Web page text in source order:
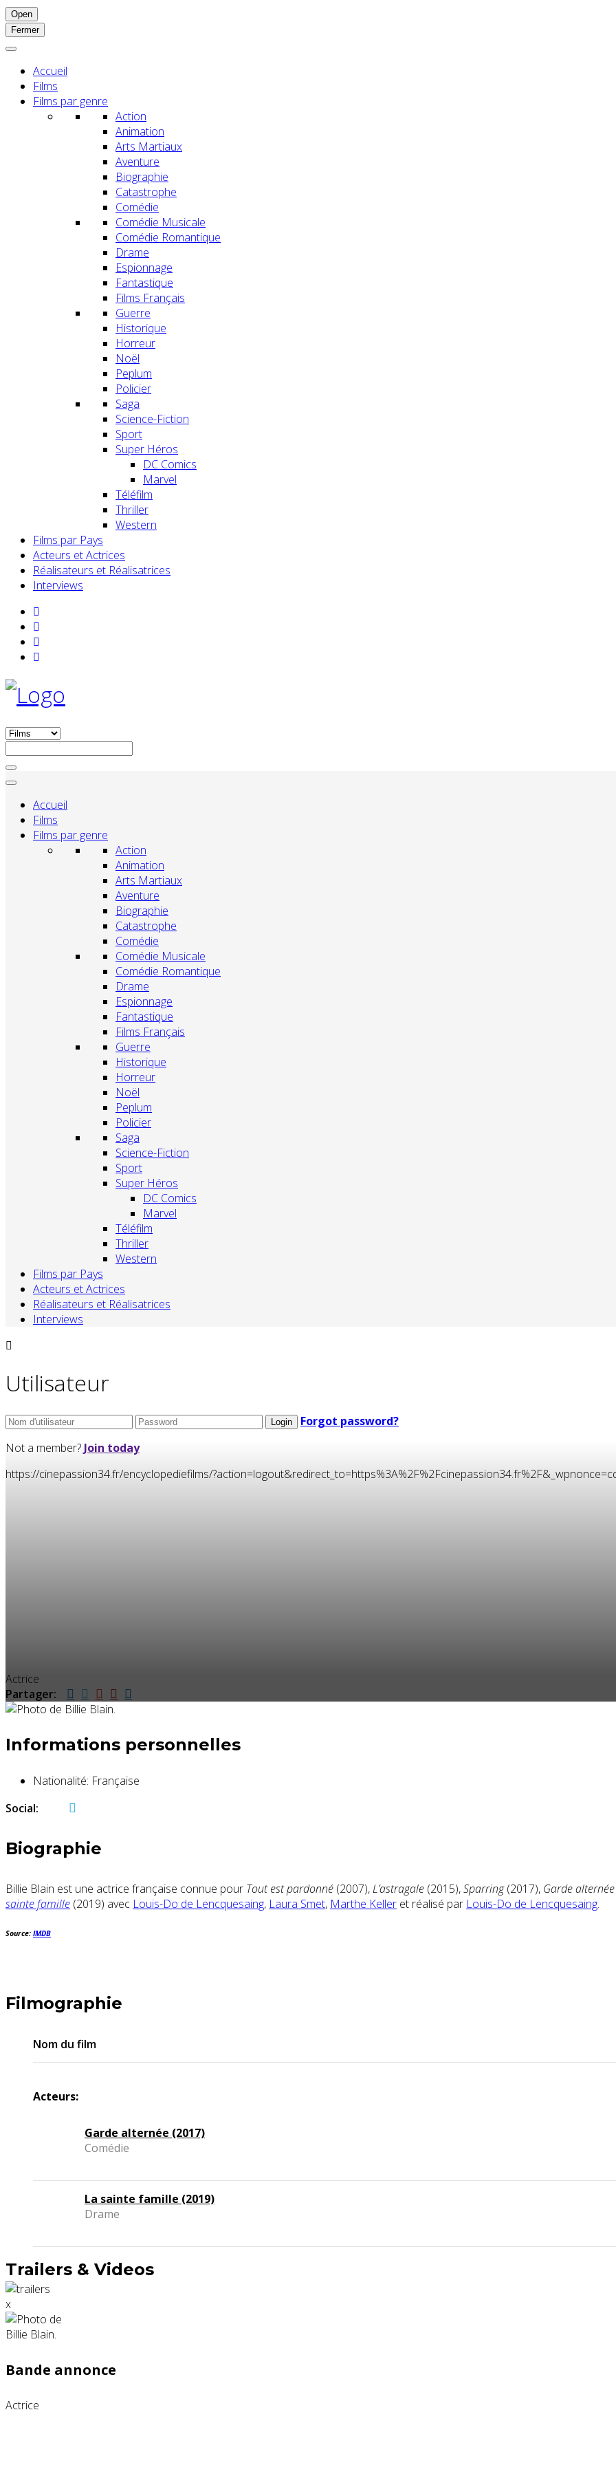
Open
Fermer
Accueil
Films
Films par genre
Action
Animation
Arts Martiaux
Aventure
Biographie
Catastrophe
Comédie
Comédie Musicale
Comédie Romantique
Drame
Espionnage
Fantastique
Films Français
Guerre
Historique
Horreur
Noël
Peplum
Policier
Saga
Science-Fiction
Sport
Super Héros
DC Comics
Marvel
Téléfilm
Thriller
Western
Films par Pays
Acteurs et Actrices
Réalisateurs et Réalisatrices
Interviews
Accueil
Films
Films par genre
Action
Animation
Arts Martiaux
Aventure
Biographie
Catastrophe
Comédie
Comédie Musicale
Comédie Romantique
Drame
Espionnage
Fantastique
Films Français
Guerre
Historique
Horreur
Noël
Peplum
Policier
Saga
Science-Fiction
Sport
Super Héros
DC Comics
Marvel
Téléfilm
Thriller
Western
Films par Pays
Acteurs et Actrices
Réalisateurs et Réalisatrices
Interviews
Utilisateur
Forgot password?
Not a member? Join today
https://cinepassion34.fr/encyclopediefilms/
Actrice
Partager:
Informations personnelles
Nationalité: Française
Social:
Biographie
Billie Blain est une actrice française connue pour Tout est pardonné (2007),L’astragale (2015),Sparring(2017), Garde alternée
sainte famille (2019) avec Louis-Do de Lencquesaing, Laura Smet, Marthe Keller et réalisé par Louis-Do de Lencquesaing.
Source: IMDB
Filmographie
Nom du film
Acteurs:
Garde alternée (2017)
Comédie
La sainte famille (2019)
Drame
Trailers & Videos
x
Bande annonce
Actrice